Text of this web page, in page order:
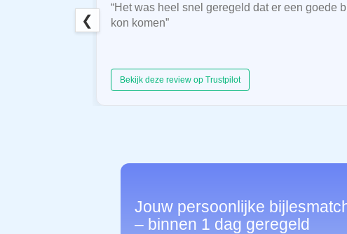
“Het was heel snel geregeld dat er een goede
kon komen”
Bekijk deze review op Trustpilot
❮
Jouw persoonlijke
– binnen 1 dag geregeld